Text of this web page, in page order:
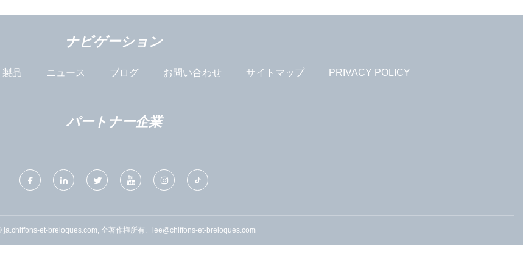
ナビゲーション
製品 ニュース ブログ お問い合わせ サイトマップ PRIVACY POLICY
パートナー企業
ja.chiffons-et-breloques.com, 全著作権所有. lee@chiffons-et-breloques.com